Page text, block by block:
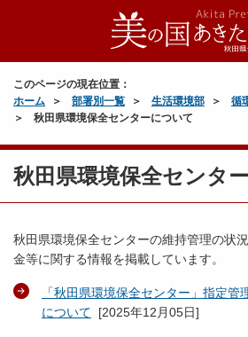
このページの現在位置：
ホーム
部署別一覧 生活環境部
循
秋田県環境保全センターについて
秋田県環境保全センタ
秋田県環境保全センターの維持管理の状
金等に関する情報を掲載しています。
「秋田県環境保全センター」指定
について [2025年12月05日]